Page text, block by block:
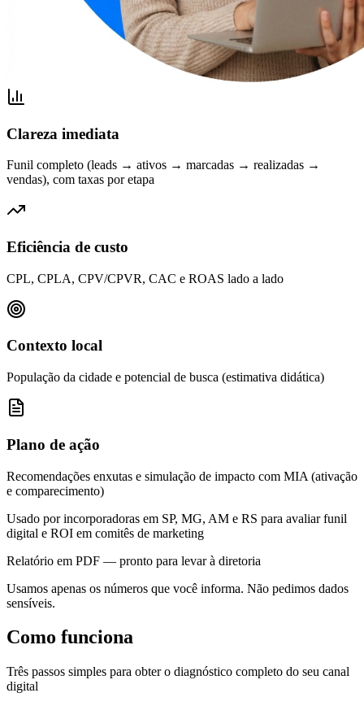
Clareza imediata
Funil completo (leads → ativos → marcadas → realizadas →
vendas), com taxas por etapa
Eficiência de custo
CPL, CPLA, CPV/CPVR, CAC e ROAS lado a lado
Contexto local
População da cidade e potencial de busca (estimativa didática)
Plano de ação
Recomendações enxutas e simulação de impacto com MIA (ativação
e comparecimento)
Usado por incorporadoras em SP, MG, AM e RS para avaliar funil
digital e ROI em comitês de marketing
Relatório em PDF — pronto para levar à diretoria
Usamos apenas os números que você informa. Não pedimos dados
sensíveis.
Como funciona
Três passos simples para obter o diagnóstico completo do seu canal
digital